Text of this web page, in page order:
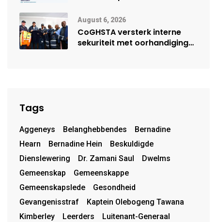
August 6, 2026
CoGHSTA versterk interne
sekuriteit met oorhandiging
Tags
Aggeneys Belanghebbendes
Bernadine
Hearn
Bernadine Hein
Beskuldigde
Dienslewering
Dr. Zamani Saul
Dwelms
Gemeenskap
Gemeenskappe
Gemeenskapslede
Gesondheid
Gevangenisstraf
Kaptein Olebogeng Tawana
Kimberley
Leerders
Luitenant-Generaal